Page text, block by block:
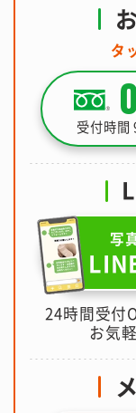
タ
受付時間
写
24時間受付
お気